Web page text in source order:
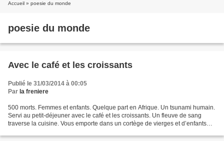
Accueil » poesie du monde
poesie du monde
Avec le café et les croissants
Publié le 31/03/2014 à 00:05
Par la freniere
500 morts. Femmes et enfants. Quelque part en Afrique. Un tsunami humain.
Servi au petit-déjeuner avec le café et les croissants. Un fleuve de sang
traverse la cuisine. Vous emporte dans un cortège de vierges et d’enfants